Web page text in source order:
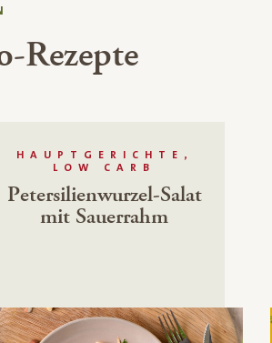
Rezepte
HAUPTGERICHTE,
LOW CARB
Petersilienwurzel-Salat
mit Sauerrahm